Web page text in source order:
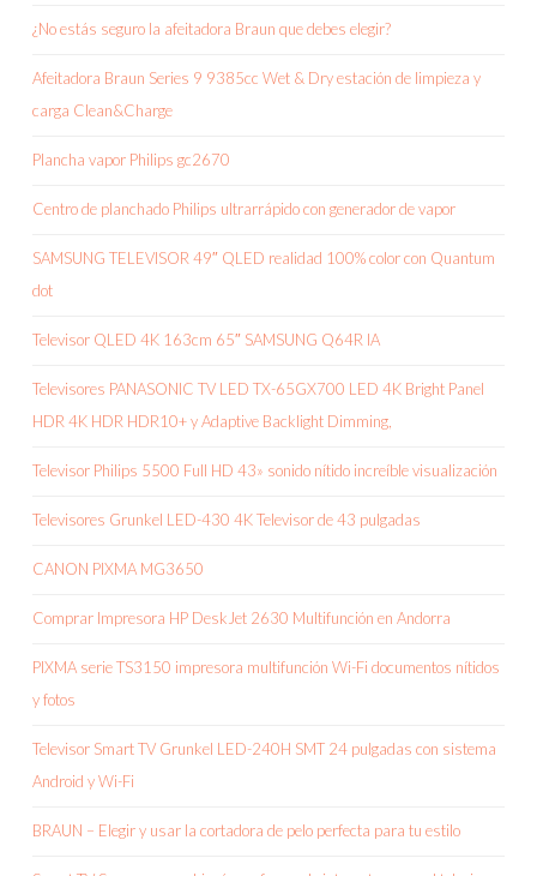
¿No estás seguro la afeitadora Braun que debes elegir?
Afeitadora Braun Series 9 9385cc Wet & Dry estación de limpieza y
carga Clean&Charge
Plancha vapor Philips gc2670
Centro de planchado Philips ultrarrápido con generador de vapor
SAMSUNG TELEVISOR 49″ QLED realidad 100% color con Quantum
dot
Televisor QLED 4K 163cm 65″ SAMSUNG Q64R IA
Televisores PANASONIC TV LED TX-65GX700 LED 4K Bright Panel
HDR 4K HDR HDR10+ y Adaptive Backlight Dimming,
Televisor Philips 5500 Full HD 43» sonido nítido increíble visualización
Televisores Grunkel LED-430 4K Televisor de 43 pulgadas
CANON PIXMA MG3650
Comprar Impresora HP DeskJet 2630 Multifunción en Andorra
PIXMA serie TS3150 impresora multifunción Wi-Fi documentos nítidos
y fotos
Televisor Smart TV Grunkel LED-240H SMT 24 pulgadas con sistema
Android y Wi-Fi
BRAUN – Elegir y usar la cortadora de pelo perfecta para tu estilo